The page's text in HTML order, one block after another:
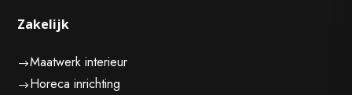
Zakelijk
$Maatwerk interieur
$Horeca inrichting